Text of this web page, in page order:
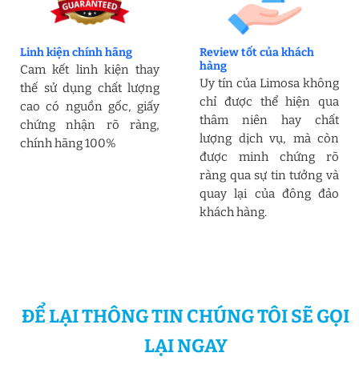
Linh kiện chính hãng
Cam kết linh kiện thay
thế sử dụng chất lượng
cao có nguồn gốc, giấy
chứng nhận rõ ràng,
chính hãng 100%
Review tốt của khách
hàng
Uy tín của Limosa không
chỉ được thể hiện qua
thâm niên hay chất
lượng dịch vụ, mà còn
được minh chứng rõ
ràng qua sự tin tưởng và
quay lại của đông đảo
khách hàng.
ĐỂ LẠI THÔNG TIN CHÚNG TÔI SẼ GỌI
LẠI NGAY